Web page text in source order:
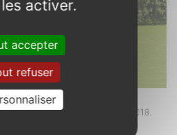
Pirou. 50
de lentilles. Photo : 13/05/2018.
activer.
accepter
refuser